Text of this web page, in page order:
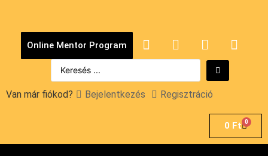
Online Mentor Program
Van már fiókod? Bejelentkezés Regisztráció
0 Ft 0